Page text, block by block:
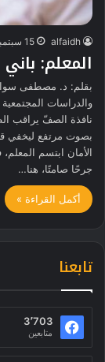
alfaidh 15 سبتمبر، 2025
المعلم:
بقلم: د. مصطفى
والدراسات
نافذة الصفّ يراقب
بصوت مرتفع ليخفي
الأمان ابتسم
جرحًا صامتًا، هنا…
أكمل القراءة »
تابعنا
3٬703
متابعين